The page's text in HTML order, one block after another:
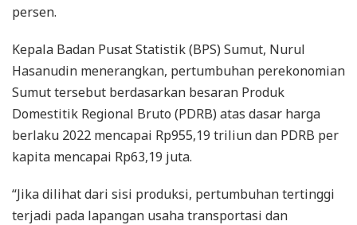
persen.
Kepala Badan Pusat Statistik (BPS) Sumut, Nurul
Hasanudin menerangkan, pertumbuhan perekonomian
Sumut tersebut berdasarkan besaran Produk
Domestitik Regional Bruto (PDRB) atas dasar harga
berlaku 2022 mencapai Rp955,19 triliun dan PDRB per
kapita mencapai Rp63,19 juta.
“Jika dilihat dari sisi produksi, pertumbuhan tertinggi
terjadi pada lapangan usaha transportasi dan